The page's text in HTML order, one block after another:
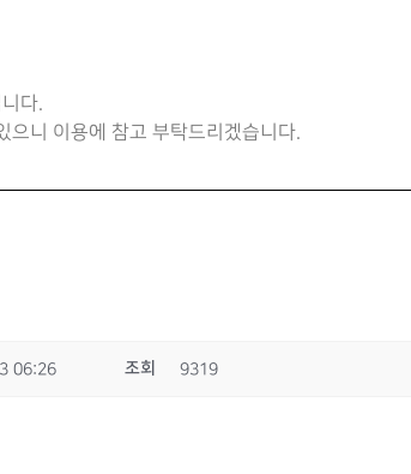
다.
으니 이용에 참고 부탁드리겠습니다.
06:26 조회 9319